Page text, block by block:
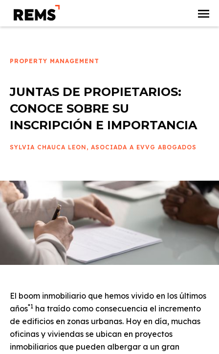
PROPERTY MANAGEMENT
JUNTAS DE PROPIETARIOS:
CONOCE SOBRE SU
INSCRIPCIÓN E IMPORTANCIA
SYLVIA CHAUCA LEON, ASOCIADA A EVVG ABOGADOS
El boom inmobiliario que hemos vivido en los últimos
años*1 ha traído como consecuencia el incremento
de edificios en zonas urbanas. Hoy en día, muchas
oficinas y viviendas se ubican en proyectos
inmobiliarios que pueden albergar a un gran